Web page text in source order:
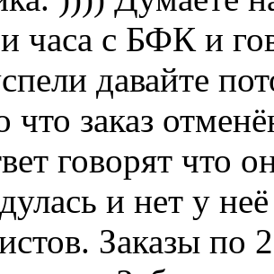
часа с БФК и
давайте
что заказ
говорят что
и нет у
Заказы по